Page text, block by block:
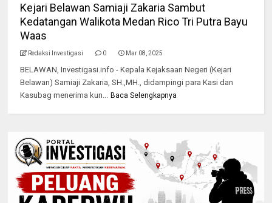
Kejari Belawan Samiaji Zakaria Sambut
Kedatangan Walikota Medan Rico Tri Putra Bayu
Waas
Redaksi Investigasi 0 Mar 08, 2025
BELAWAN, Investigasi.info - Kepala Kejaksaan Negeri (Kejari
Belawan) Samiaji Zakaria, SH.,MH., didampingi para Kasi dan
Kasubag menerima kun...
Baca Selengkapnya